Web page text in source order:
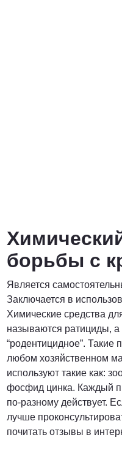
борьбы с
Является
Заключается в
Химические средства
называются ратициды, а
“родентицидное”. Такие
любом хозяйственном
используют такие как:
фосфид цинка. Каждый
по-разному действует.
лучше
почитать отзывы в